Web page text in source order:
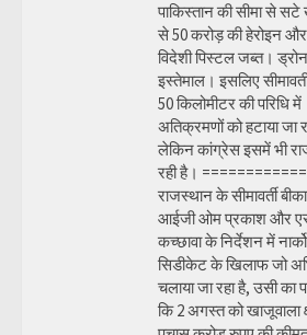
पाकिस्तान की सीमा से सटे
से 50 करोड़ की हेरोइन
विदेशी पिस्टल जब्त।
इस्तेमाल। इसलिए
50 किलोमीटर की परिधि में
अतिक्रमणों को हटाया जा
लेकिन कांग्रेस इसमें भी
रही है।
राजस्थान के सीमावर्ती
आईजी ओम प्रकाश और
कच्छावा के निर्देशन में
सिडीकेट के खिलाफ जो
चलाया जा रहा है, उसी का
कि 2 अगस्त को खाजूवाला